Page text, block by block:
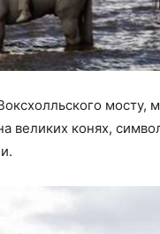
мосту,
великих конях,